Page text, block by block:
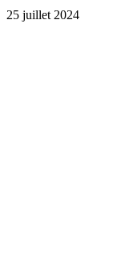
25 juillet 2024